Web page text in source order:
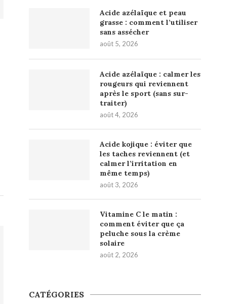
Acide azélaïque et peau
grasse : comment l’utiliser
sans assécher
août 5, 2026
Acide azélaïque : calmer les
rougeurs qui reviennent
après le sport (sans sur-
traiter)
août 4, 2026
Acide kojique : éviter que
les taches reviennent (et
calmer l’irritation en
même temps)
août 3, 2026
Vitamine C le matin :
comment éviter que ça
peluche sous la crème
solaire
août 2, 2026
CATÉGORIES